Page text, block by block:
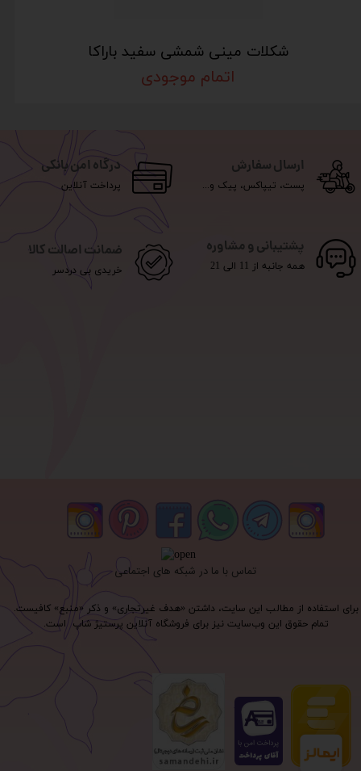
شکلات مینی شمشی سفید باراکا
اتمام موجودی
برای استفاده از مطالب این سایت، داشتن «هدف غیرتجاری» و ذکر «منبع» کافیست.
تمام حقوق اين وب‌سايت نیز برای فروشگاه آنلاین پرستیژ شاپ است.
ارسال سفارش
پست، تیپاکس، پیک و...
درگاه امن بانکی
پرداخت آنلاین
پشتیبانی و مشاوره
همه جانبه از 11 الی 21
ضمانت اصالت کالا
خریدی بی دردسر
تماس با ما در شبکه های اجتماعی